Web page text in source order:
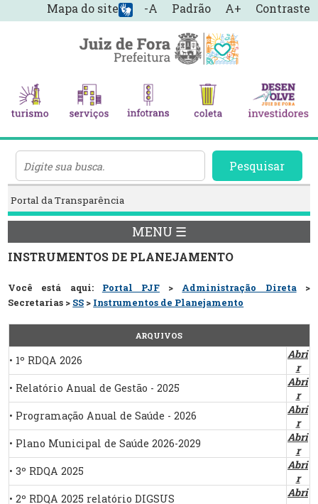
-A Padrão A+ Contraste
Mapa do site
Pesquisar
Portal da Transparência
MENU ☰
INSTRUMENTOS DE PLANEJAMENTO
Você está aqui: Portal PJF > Administração Direta>
Secretarias > SS > Instrumentos de Planejamento
ARQUIVOS
• 1º RDQA 2026
Abri
r
• Relatório Anual de Gestão - 2025
Abri
r
• Programação Anual de Saúde - 2026
Abri
r
• Plano Municipal de Saúde 2026-2029
Abri
r
• 3º RDQA 2025
Abri
r
• 2º RDQA 2025 relatório DIGSUS
Abri